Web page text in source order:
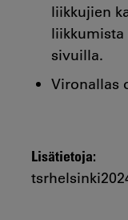
liikkujien
liikkumista
sivuilla.
Vironallas
Lisätietoja: